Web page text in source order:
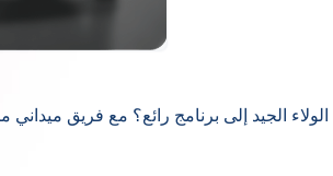
الجيد إلى برنامج رائع؟ مع فريق